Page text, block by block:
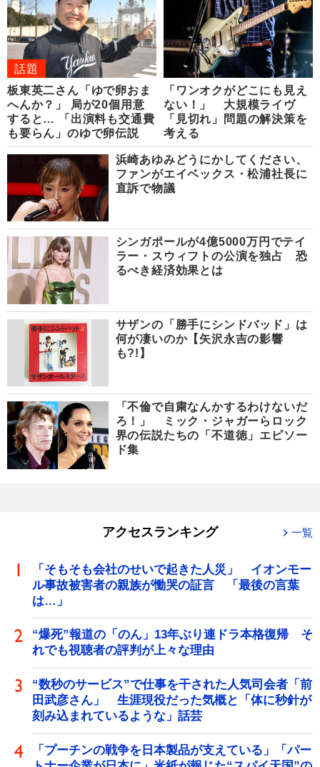
話題
板東英二さん「ゆで卵おま
へんか？」 局が20個用意
すると… 「出演料も交通費
も要らん」のゆで卵伝説
「ワンオクがどこにも見え
ない！」 大規模ライヴ
「見切れ」問題の解決策を
考える
浜崎あゆみどうにかしてください、
ファンがエイベックス・松浦社長に
直訴で物議
シンガポールが4億5000万円でテイ
ラー・スウィフトの公演を独占 恐
るべき経済効果とは
サザンの「勝手にシンドバッド」は
何が凄いのか【矢沢永吉の影響
も?!】
「不倫で自粛なんかするわけないだ
ろ！」 ミック・ジャガーらロック
界の伝説たちの「不道徳」エピソー
ド集
アクセスランキング 一覧
「そもそも会社のせいで起きた人災」 イオンモー
ル事故被害者の親族が慟哭の証言 「最後の言葉
は…」
“爆死”報道の「のん」13年ぶり連ドラ本格復帰 そ
れでも視聴者の評判が上々な理由
“数秒のサービス”で仕事を干された人気司会者「前
田武彦さん」 生涯現役だった気概と「体に秒針が
刻み込まれているような」話芸
「プーチンの戦争を日本製品が支えている」「パー